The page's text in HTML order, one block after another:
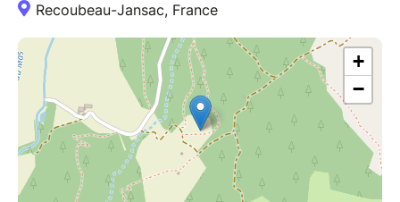
Recoubeau-Jansac, France
+
−